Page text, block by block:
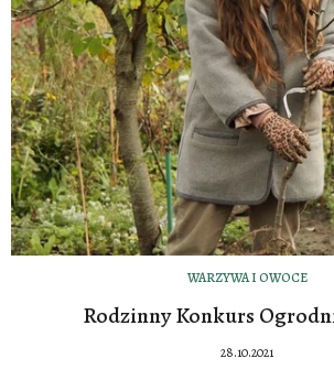
WARZYWA I OWOCE
Rodzinny Konkurs
28.10.2021